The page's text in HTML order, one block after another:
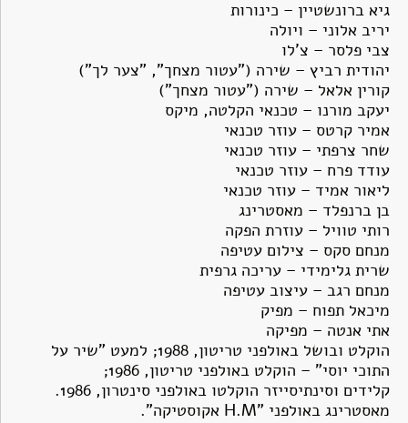
גיא ברונשטיין – כינורות
יריב אלוני – ויולה
צבי פלסר – צ'לו
יהודית רביץ – שירה ("עטור מצחך", "צער לך")
קורין אלאל – שירה ("עטור מצחך")
יעקב מורנו – טכנאי הקלטה, מיקס
אמיר קרטס – עוזר טכנאי
שחר צרפתי – עוזר טכנאי
עודד פרח – עוזר טכנאי
ליאור אמיד – עוזר טכנאי
בן ברנפלד – מאסטרינג
רותי טוויל – עוזרת הפקה
מנחם סקס – צילום עטיפה
שרית גלימידי – עריכה גרפית
מנחם רגב – עיצוב עטיפה
מיכאל תפוח – מפיק
אתי אנטה – מפיקה
הוקלט ובושל באולפני טריטון, 1988; למעט "שיר על
התוכי יוסי" – הוקלט באולפני טריטון, 1986;
קלידים וסינתיסייזר הוקלטו באולפני סינטרון, 1986.
מאסטרינג באולפני "H.M אקוסטיקה".